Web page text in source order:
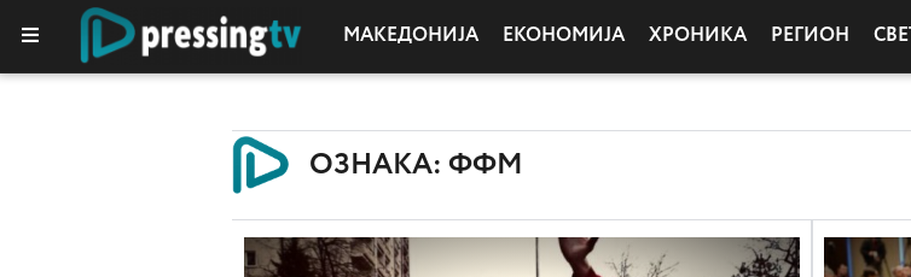
МАКЕДОНИЈА ЕКОНОМИЈА ХРОНИКА РЕГИОН СВЕТ
ОЗНАКА: ФФМ